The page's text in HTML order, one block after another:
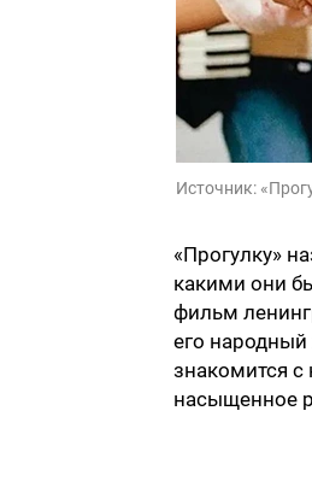
Источник:
«Прогулку»
какими они
фильм
его
знакомится
насыщенное